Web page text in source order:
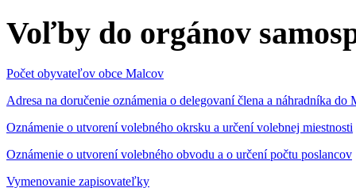
Voľby do orgánov
Počet obyvateľov obce Malcov
Adresa na doručenie oznámenia o delegovaní člena a náhradníka
Oznámenie o utvorení volebného okrsku a určení volebnej miestnosti
Oznámenie o utvorení volebného obvodu a o určení počtu poslancov
Vymenovanie zapisovateľky